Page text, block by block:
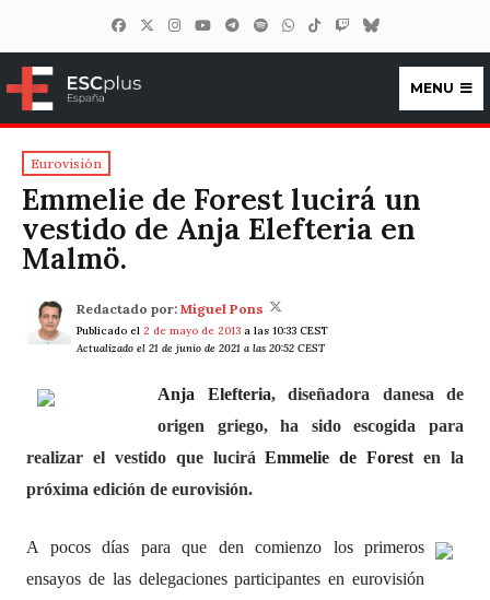
ESCplus España
MENU
Eurovisión
Emmelie de Forest lucirá un
vestido de Anja Elefteria en
Malmö.
Redactado por: Miguel Pons
Publicado el 2 de mayo de 2013 a las 10:33 CEST
Actualizado el 21 de junio de 2021 a las 20:52 CEST
Anja Elefteria, diseñadora danesa de
origen griego, ha sido escogida para
realizar el vestido que luciráEmmelie de Forest en la
próxima edición de eurovisión.
A pocos días para que den comienzo los primeros
ensayos de las delegaciones participantes en eurovisión